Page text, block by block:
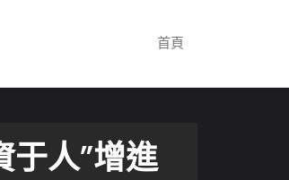
首頁
人”增進